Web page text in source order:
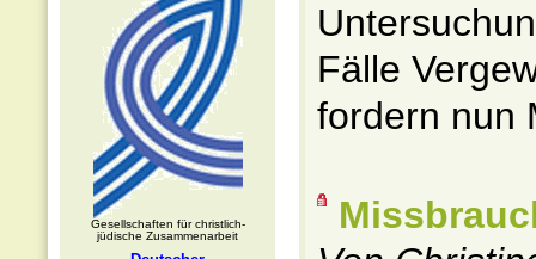
Gesellschaften für christlich-
jüdische Zusammenarbeit
Fälle
fordern nun